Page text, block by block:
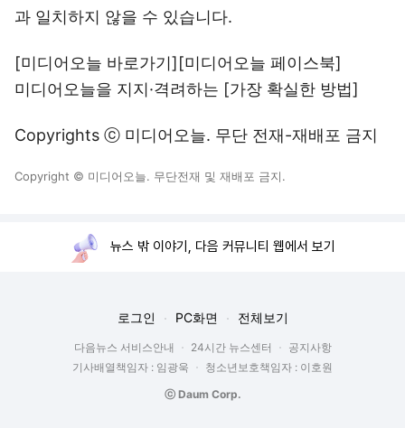
과 일치하지 않을 수 있습니다.
[미디어오늘 바로가기][미디어오늘 페이스북]
미디어오늘을 지지·격려하는 [가장 확실한 방법]
Copyrights ⓒ 미디어오늘. 무단 전재-재배포 금지
Copyright © 미디어오늘. 무단전재 및 재배포 금지.
뉴스 밖 이야기, 다음 커뮤니티 웹에서 보기
로그인 PC화면 전체보기
다음뉴스 서비스안내 24시간 뉴스센터
공지사항
기사배열책임자 : 임광욱
청소년보호책임자 : 이호원
ⓒ Daum Corp.